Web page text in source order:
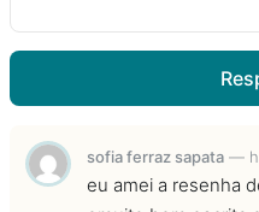
sofia ferraz sapata —
eu amei a resenha